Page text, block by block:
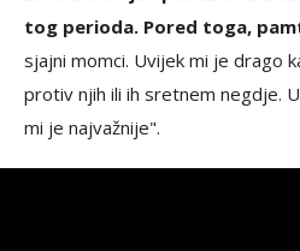
tog perioda. Pored toga,
sjajni momci. Uvijek mi je drago
protiv njih ili ih sretnem negdje.
mi je najvažnije".